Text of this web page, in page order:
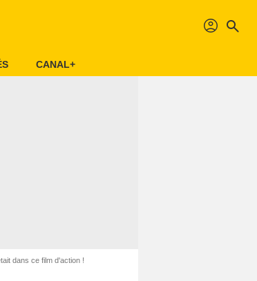
profil search
CANAL+
dans ce film d'action !